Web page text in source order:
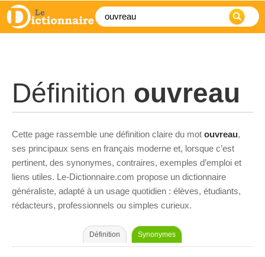
Définition ouvreau
Cette page rassemble une définition claire du mot ouvreau,
ses principaux sens en français moderne et, lorsque c’est
pertinent, des synonymes, contraires, exemples d’emploi et
liens utiles. Le-Dictionnaire.com propose un dictionnaire
généraliste, adapté à un usage quotidien : élèves, étudiants,
rédacteurs, professionnels ou simples curieux.
Définition Synonymes